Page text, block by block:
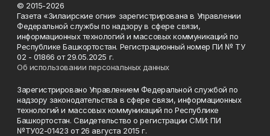
© 2015-2026
Газета «Зилаирские огни» зарегистрирована в Управлении
Федеральной службы по надзору в сфере связи,
информационных технологий и массовых коммуникаций по
Республике Башкортостан. Регистрационный номер ПИ № ТУ
02 - 01866 от 29.05.2025 г.
Об использовании персональных данных
Зарегистрировано Управлением Федеральной службой по
надзору законодательства в сфере связи, информационных
технологий и массовых коммуникаций по Республике
Башкортостан. Свидетельство о регистрации СМИ: ПИ
№ТУ02-01423 от 26 августа 2015 г.